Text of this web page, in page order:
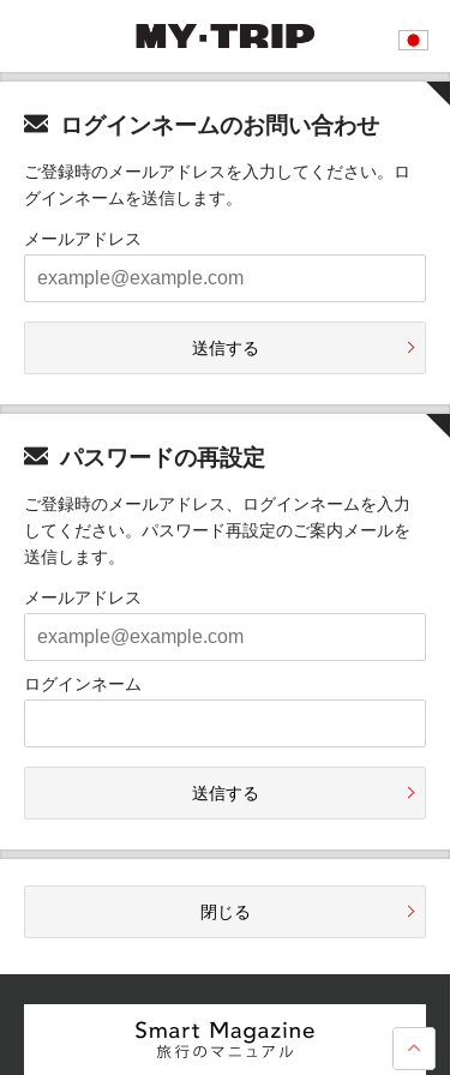
ログインネームのお問い合わせ
ご登録時のメールアドレスを入力してください。ロ
グインネームを送信します。
メールアドレス
送信する
パスワードの再設定
ご登録時のメールアドレス、ログインネームを入力
してください。パスワード再設定のご案内メールを
送信します。
メールアドレス
ログインネーム
送信する
閉じる